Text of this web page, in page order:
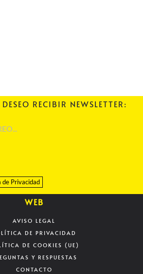
DESEO RECIBIR NEWSLETTER:
de Privacidad
WEB
AVISO LEGAL
DE PRIVACIDAD
DE COOKIES (UE)
Y RESPUESTAS
CONTACTO